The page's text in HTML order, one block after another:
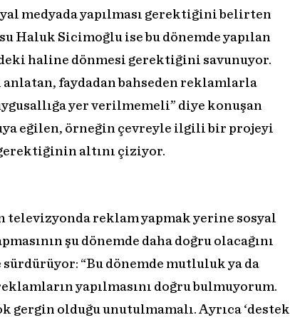
medyada yapılması gerektiğini belirten
Haluk Sicimoğlu ise bu dönemde yapılan
haline dönmesi gerektiğini savunuyor.
faydadan bahseden reklamlarla
yer verilmemeli” diye konuşan
eğilen, örneğin çevreyle ilgili bir projeyi
altını çiziyor.
televizyonda reklam yapmak yerine sosyal
şu dönemde daha doğru olacağını
“Bu dönemde mutluluk ya da
yapılmasını doğru bulmuyorum.
gergin olduğu unutulmamalı. Ayrıca ‘destek